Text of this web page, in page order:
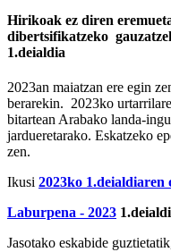
Hirikoak ez diren
dibertsifikatzeko
1.deialdia
2023an maiatzan ere egin
berarekin. 2023ko
bitartean Arabako landa-
jardueretarako. Eskatzeko
zen.
Ikusi 2023ko
Laburpena - 2023
Jasotako eskabide